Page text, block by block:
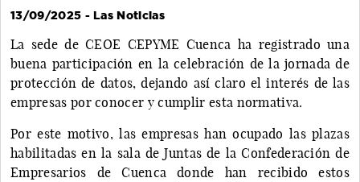
13/09/2025 - Las Noticias
La sede de CEOE CEPYME Cuenca ha registrado una
buena participación en la celebración de la jornada de
protección de datos, dejando así claro el interés de las
empresas por conocer y cumplir esta normativa.
Por este motivo, las empresas han ocupado las plazas
habilitadas en la sala de Juntas de la Confederación de
Empresarios de Cuenca donde han recibido estos